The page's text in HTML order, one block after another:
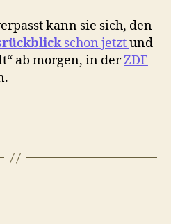
kann sie sich, den
schon jetztund
ab morgen, in derZDF